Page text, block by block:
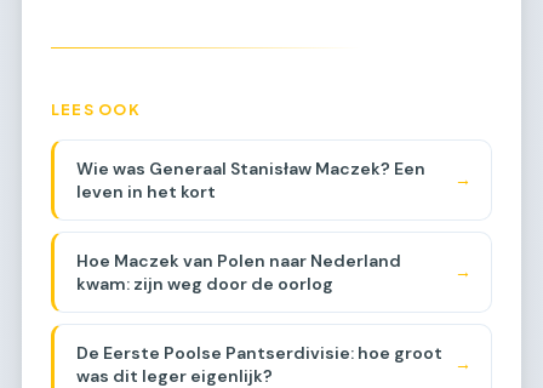
LEES OOK
Wie was Generaal Stanisław Maczek? Een
leven in het kort
→
Hoe Maczek van Polen naar Nederland
kwam: zijn weg door de oorlog
→
De Eerste Poolse Pantserdivisie: hoe groot
was dit leger eigenlijk?
→